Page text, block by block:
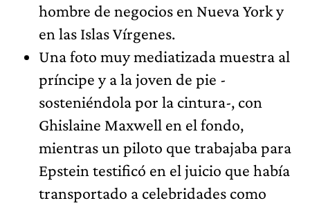
hombre de negocios en Nueva York y
en las Islas Vírgenes.
Una foto muy mediatizada muestra al
príncipe y a la joven de pie -
sosteniéndola por la cintura-, con
Ghislaine Maxwell en el fondo,
mientras un piloto que trabajaba para
Epstein testificó en el juicio que había
transportado a celebridades como